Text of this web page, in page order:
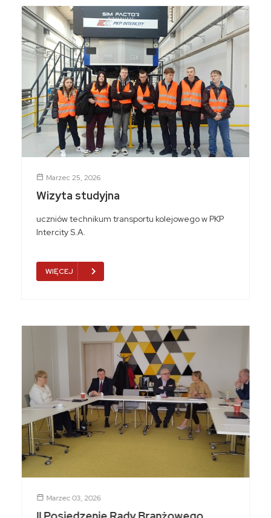
Marzec 25, 2026
Wizyta studyjna
uczniów technikum transportu kolejowego w PKP
Intercity S.A.
WIĘCEJ
Marzec 03, 2026